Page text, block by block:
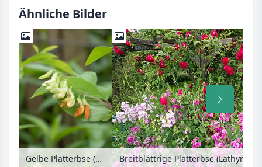
Ähnliche Bilder
Gelbe Platterbse (Lathyrus laevigatus)